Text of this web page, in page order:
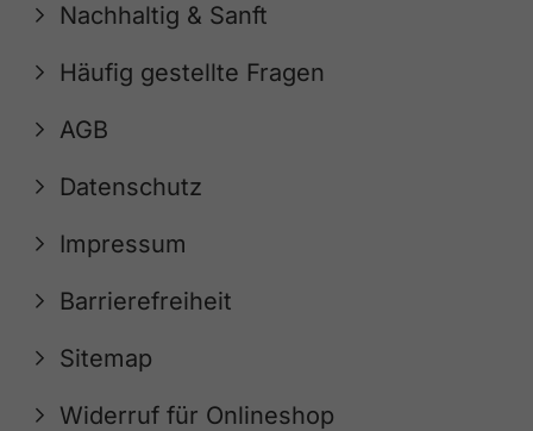
Nachhaltig & Sanft
Häufig gestellte Fragen
AGB
Datenschutz
Impressum
Barrierefreiheit
Sitemap
Widerruf für Onlineshop